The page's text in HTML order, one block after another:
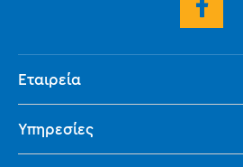
Εταιρεία
Υπηρεσίες